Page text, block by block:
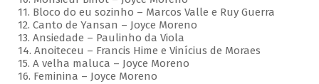
11. Bloco do eu sozinho – Marcos Valle e Ruy Guerra
12. Canto de Yansan – Joyce Moreno
13. Ansiedade – Paulinho da Viola
14. Anoiteceu – Francis Hime e Vinícius de Moraes
15. A velha maluca – Joyce Moreno
16. Feminina – Joyce Moreno